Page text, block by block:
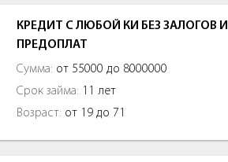
КРЕДИТ С ЛЮБОЙ КИ БЕЗ ЗАЛОГОВ И
ПРЕДОПЛАТ
Сумма: от 55000 до 8000000
Срок займа: 11 лет
Возраст: от 19 до 71